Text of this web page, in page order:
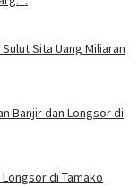
Sita Uang Miliaran
Banjir dan Longsor di
Longsor di Tamako